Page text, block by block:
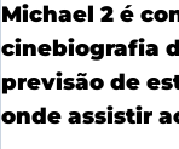
Michael 2 é
cinebiografia
previsão de
onde assistir